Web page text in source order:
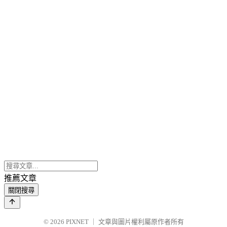
推薦文章
關閉搜尋
© 2026 PIXNET 文章與圖片權利屬原作者所有